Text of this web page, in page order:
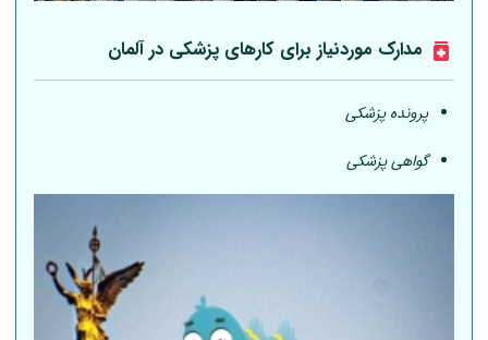
مدارک موردنیاز برای کارهای پزشکی درآلمان
پرونده پزشکی
گواهی پزشکی